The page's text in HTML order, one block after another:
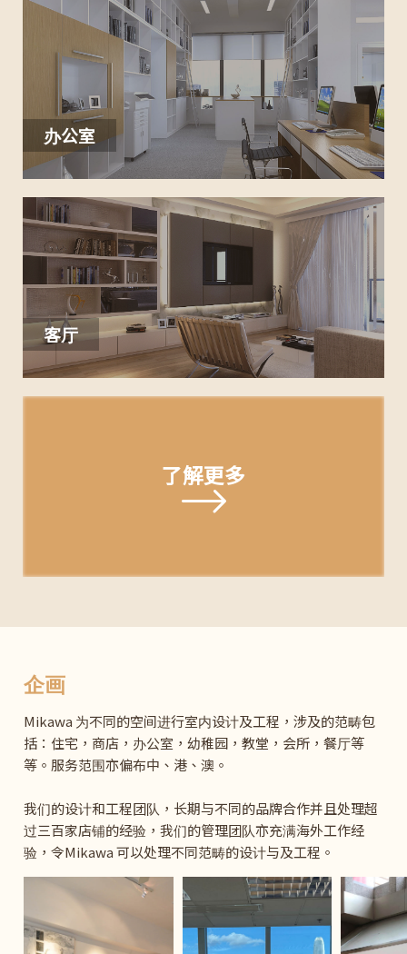
办公室
客厅
了解更多
企画
Mikawa 为不同的空间进行室内设计及工程，涉及的范畴包
括：住宅，商店，办公室，幼稚园，教堂，会所，餐厅等
等。服务范围亦偏布中、港、澳。
我们的设计和工程团队，长期与不同的品牌合作并且处理超
过三百家店铺的经验，我们的管理团队亦充满海外工作经
验，令Mikawa 可以处理不同范畴的设计与及工程。